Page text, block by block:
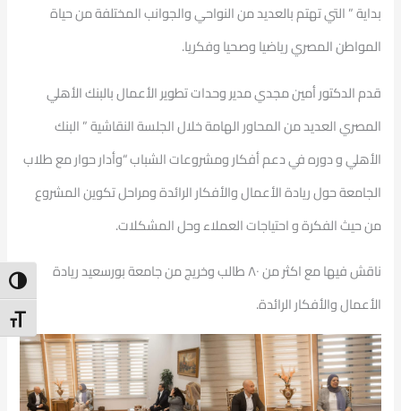
بداية ” التي تهتم بالعديد من النواحي والجوانب المختلفة من حياة
المواطن المصري رياضيا وصحيا وفكريا.
قدم الدكتور أمين مجدي مدير وحدات تطوير الأعمال بالبنك الأهلي
المصري العديد من المحاور الهامة خلال الجلسة النقاشية ” البنك
الأهلي و دوره في دعم أفكار ومشروعات الشباب “وأدار حوار مع طلاب
الجامعة حول ريادة الأعمال والأفكار الرائدة ومراحل تكوين المشروع
من حيث الفكرة و احتياجات العملاء وحل المشكلات.
ناقش فيها مع اكثر من ٨٠ طالب وخريج من جامعة بورسعيد ريادة
الأعمال والأفكار الرائدة.